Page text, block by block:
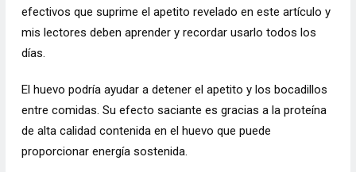
efectivos que suprime el apetito revelado en este artículo y
mis lectores deben aprender y recordar usarlo todos los
días.
El huevo podría ayudar a detener el apetito y los bocadillos
entre comidas. Su efecto saciante es gracias a la proteína
de alta calidad contenida en el huevo que puede
proporcionar energía sostenida.